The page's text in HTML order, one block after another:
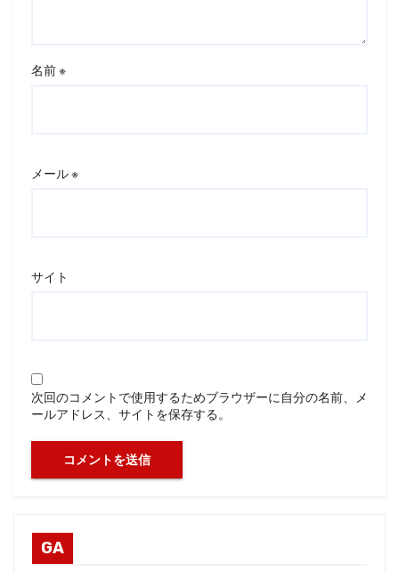
名前※
メール※
サイト
次回のコメントで使用するためブラウザーに自分の名前、メ
ールアドレス、サイトを保存する。
GA